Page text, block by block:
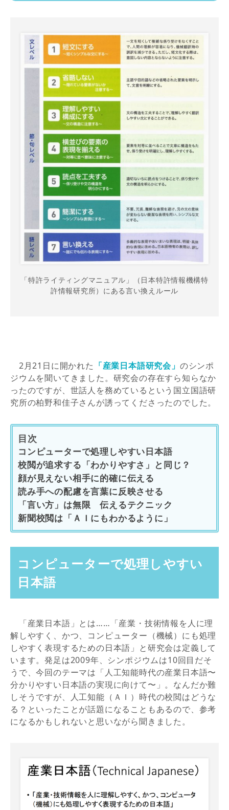
「特許ライティングマニュアル」（日本特許情報機構特
許情報研究所）にある言い換えルール
2月21日に開かれた 「産業日本語研究会」 のシンポ
ジウムを聞いてきました。研究会の存在すら知らなか
ったのですが、世話人を務めているという国立国語研
究所の柏野和佳子さんが誘ってくださったのでした。
目次
コンピューターで処理しやすい日本語
校閲が追求する「わかりやすさ」と同じ？
顔が見えない相手に的確に伝える
読み手への配慮を言葉に反映させる
「言い方」は無限 伝えるテクニック
新聞校閲は「ＡＩにもわかるように」
コンピューターで処理しやすい
日本語
「産業日本語」とは……「産業・技術情報を人に理
解しやすく、かつ、コンピューター（機械）にも処理
しやすく表現するための日本語」と研究会は定義して
います。発足は2009年、シンポジウムは10回目だそ
うで、今回のテーマは「人工知能時代の産業日本語〜
分かりやすい日本語の実現に向けて〜」。なんだか難
しそうですが、人工知能（ＡＩ）時代の校閲はどうな
る？といったことが話題になることもあるので、参考
になるかもしれないと思いながら聞きました。